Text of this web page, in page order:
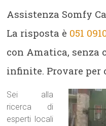
Assistenza Somfy
La risposta è 051
con Amatica, senza
infinite. Provare per
Sei alla
ricerca di
esperti locali